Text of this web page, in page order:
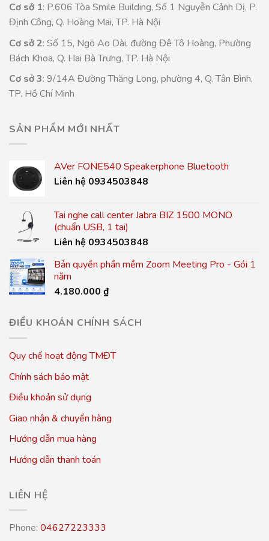
Cơ sở 1: P.606 Tòa Smile Building, Số 1 Nguyễn Cảnh Dị, P.
Định Công, Q. Hoàng Mai, TP. Hà Nội
Cơ sở 2: Số 15, Ngõ Ao Dài, đường Đê Tô Hoàng, Phường
Bách Khoa, Q. Hai Bà Trưng, TP. Hà Nội
Cơ sở 3: 9/14A Đường Thăng Long, phường 4, Q. Tân Bình,
TP. Hồ Chí Minh
SẢN PHẨM MỚI NHẤT
AVer FONE540 Speakerphone Bluetooth
Liên hệ 0934503848
Tai nghe call center Jabra BIZ 1500 MONO
(chuẩn USB, 1 tai)
Liên hệ 0934503848
Bản quyền phần mềm Zoom Meeting Pro - Gói 1
năm
4.180.000 ₫
ĐIỀU KHOẢN CHÍNH SÁCH
Quy chế hoạt động TMĐT
Chính sách bảo mật
Điều khoản sử dụng
Giao nhận & chuyển hàng
Hướng dẫn mua hàng
Hướng dẫn thanh toán
LIÊN HỆ
Phone: 04627223333